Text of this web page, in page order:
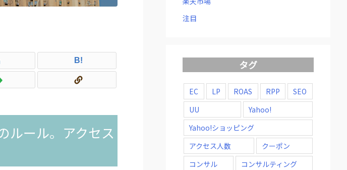
B!
ルール。アクセス
注目
タグ
EC LP ROAS RPP
SEO
UU
Yahoo!
Yahoo!ショッピング
アクセス人数
クーポン
コンサル
コンサルティング